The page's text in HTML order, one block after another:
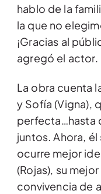
hablo de la
la que no
¡Gracias al
agregó el actor.
La obra cuenta
y Sofía (Vigna),
perfecta…hasta
juntos. Ahora, él
ocurre mejor
(Rojas), su
convivencia de